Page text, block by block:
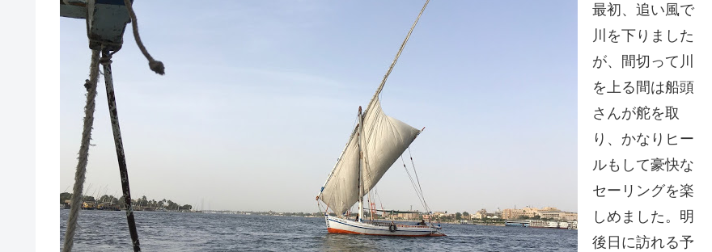
最初、追い風で
川を下りました
が、間切って川
を上る間は船頭
さんが舵を取
り、かなりヒー
ルもして豪快な
セーリングを楽
しめました。明
後日に訪れる予